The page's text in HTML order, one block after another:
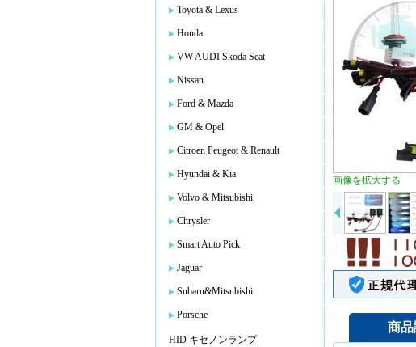
Toyota & Lexus
Honda
VW AUDI Skoda Seat
Nissan
Ford & Mazda
GM & Opel
Citroen Peugeot & Renault
Hyundai & Kia
Volvo & Mitsubishi
Chrysler
Smart Auto Pick
Jaguar
Subaru&Mitsubishi
Porsche
HID キセノンランプ
画像を拡大する
商品